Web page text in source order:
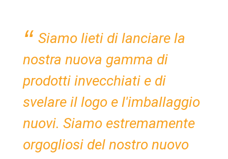
Siamo lieti di lanciare la
nostra nuova gamma di
prodotti invecchiati e di
svelare il logo e l'imballaggio
nuovi. Siamo estremamente
orgogliosi del nostro nuovo